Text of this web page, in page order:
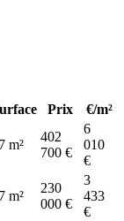
Prix
€/m²
m²
402
700 €
6
010
€
m²
230
000 €
3
433
€